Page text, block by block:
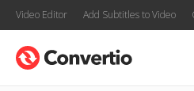
Video Editor Add Subtitles to Video